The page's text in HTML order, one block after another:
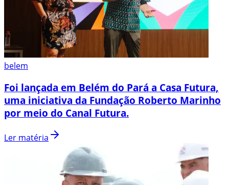
belem
Foi lançada em Belém do Pará a Casa Futura,
uma iniciativa da Fundação Roberto Marinho
por meio do Canal Futura.
Ler matéria